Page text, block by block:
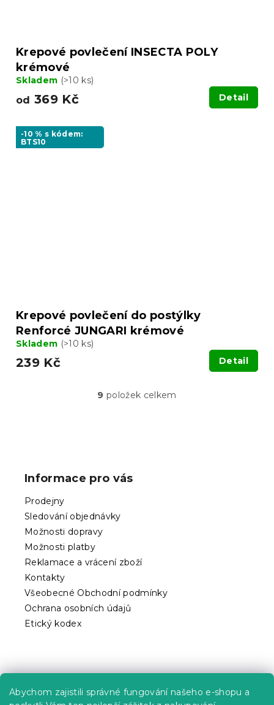
Abychom zajistili správné fungování našeho e-shopu a
Krepové povlečení INSECTA POLY
krémové
Skladem (>10 ks)
od 369 Kč Detail
-10 % s kódem:
BTS10
Krepové povlečení do postýlky
Renforcé JUNGARI krémové
Skladem (>10 ks)
239 Kč Detail
O
ý
i
s
9 položek celkem
Informace pro vás
Prodejny
Sledování objednávky
Možnosti dopravy
Možnosti platby
Reklamace a vrácení zboží
Kontakty
Všeobecné Obchodní podmínky
Ochrana osobních údajů
Etický kodex